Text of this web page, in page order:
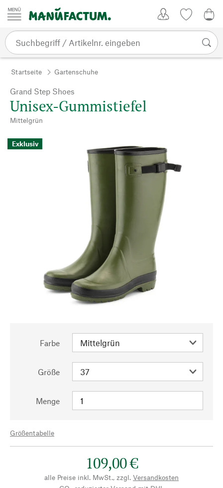
Zum Inhalt springen
Startseite Gartenschuhe
Grand Step Shoes
Unisex-Gummistiefel
Mittelgrün
Exklusiv
Farbe
Größe
Menge
Größentabelle
109,00 €
alle Preise inkl. MwSt., zzgl. Versandkosten